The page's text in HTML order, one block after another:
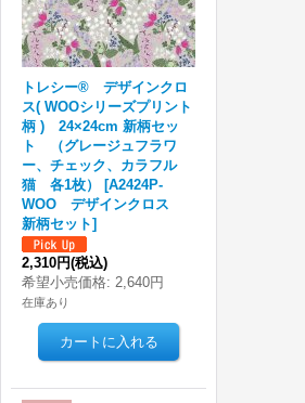
トレシー® デザインクロ
ス( WOOシリーズプリント
柄 ) 24×24cm 新柄セッ
ト （グレージュフラワ
ー、チェック、カラフル
猫 各1枚）
[A2424P-
WOO デザインクロス
新柄セット]
2,310円(税込)
希望小売価格: 2,640円
在庫あり